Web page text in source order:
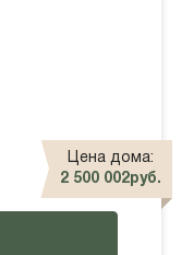
Цена дома:
2 500 002руб.